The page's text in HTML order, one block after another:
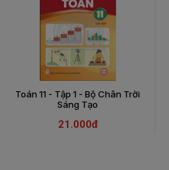
Toán 11 - Tập 1 - Bộ Chân Trời
Sáng Tạo
21.000đ